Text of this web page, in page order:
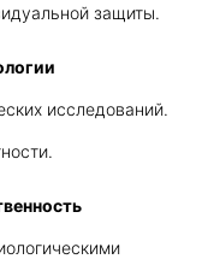
защиты.
исследований.